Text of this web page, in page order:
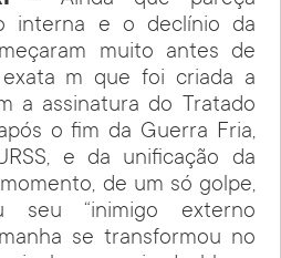
interna e o declínio da
muito antes de
m que foi criada a
a assinatura do Tratado
o fim da Guerra Fria,
e da unificação da
de um só golpe,
seu “inimigo externo
se transformou no